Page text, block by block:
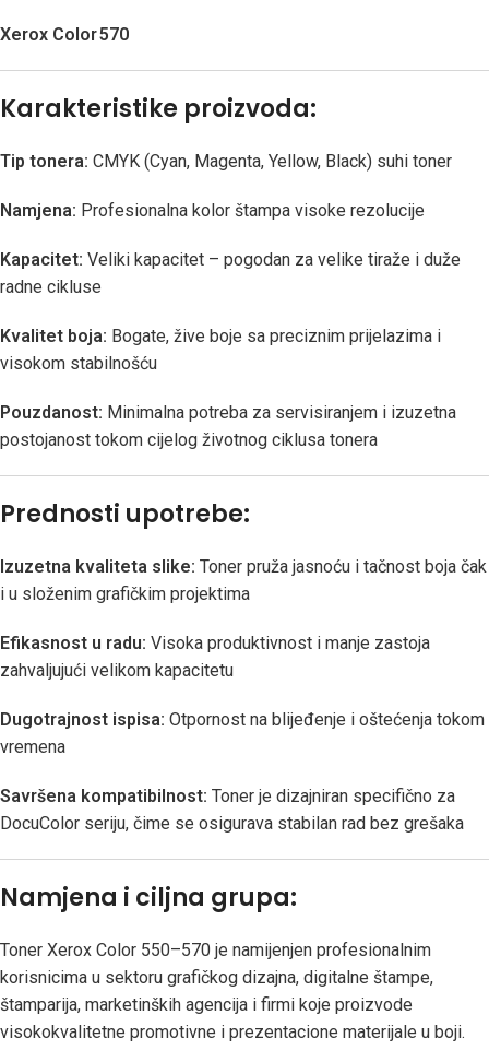
Xerox Color 570
Karakteristike proizvoda:
Tip tonera: CMYK (Cyan, Magenta, Yellow, Black) suhi toner
Namjena: Profesionalna kolor štampa visoke rezolucije
Kapacitet: Veliki kapacitet – pogodan za velike tiraže i duže
radne cikluse
Kvalitet boja: Bogate, žive boje sa preciznim prijelazima i
visokom stabilnošću
Pouzdanost: Minimalna potreba za servisiranjem i izuzetna
postojanost tokom cijelog životnog ciklusa tonera
Prednosti upotrebe:
Izuzetna kvaliteta slike: Toner pruža jasnoću i tačnost boja čak
i u složenim grafičkim projektima
Efikasnost u radu: Visoka produktivnost i manje zastoja
zahvaljujući velikom kapacitetu
Dugotrajnost ispisa: Otpornost na blijeđenje i oštećenja tokom
vremena
Savršena kompatibilnost: Toner je dizajniran specifično za
DocuColor seriju, čime se osigurava stabilan rad bez grešaka
Namjena i ciljna grupa:
Toner Xerox Color 550–570 je namijenjen profesionalnim
korisnicima u sektoru grafičkog dizajna, digitalne štampe,
štamparija, marketinških agencija i firmi koje proizvode
visokokvalitetne promotivne i prezentacione materijale u boji.